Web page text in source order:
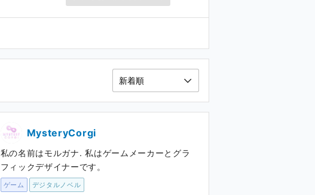
MysteryCorgi
私の名前はモルガナ. 私はゲームメーカーとグラ
フィックデザイナーです。
ゲーム デジタルノベル